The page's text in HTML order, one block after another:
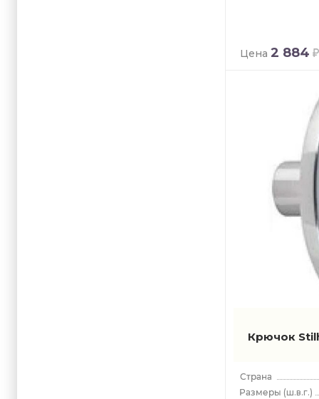
Цена 2 884
Крючок
(ш.в.г.)